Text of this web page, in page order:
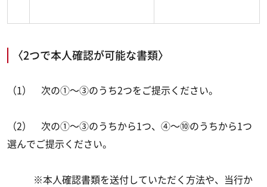
〈2つで本人確認が可能な書類〉
（1） 次の①～③のうち2つをご提示ください。
（2） 次の①～③のうちから1つ、④～⑩のうちから1つ
選んでご提示ください。
※本人確認書類を送付していただく方法や、当行か